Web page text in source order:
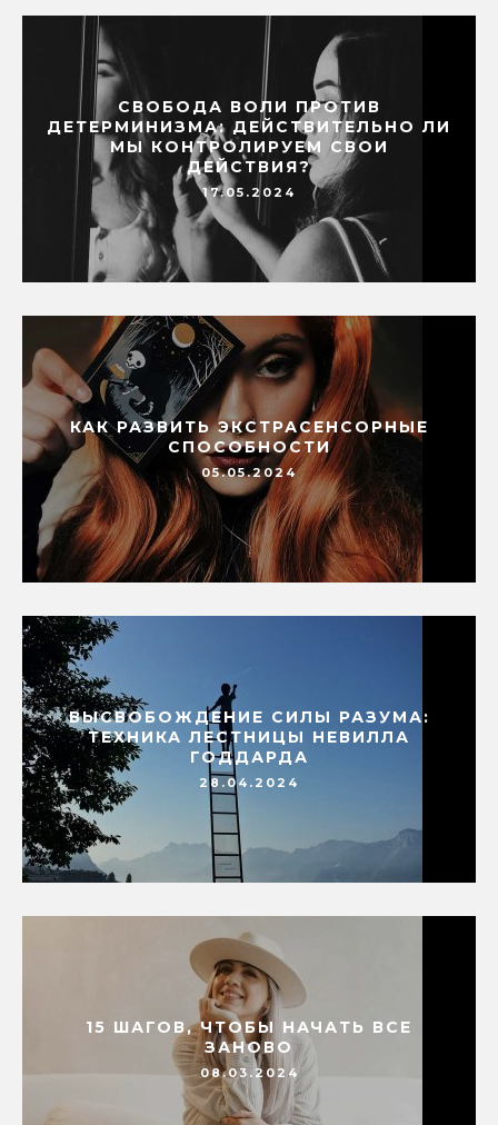
СВОБОДА ВОЛИ ПРОТИВ
ДЕТЕРМИНИЗМА: ДЕЙСТВИТЕЛЬНО ЛИ
МЫ КОНТРОЛИРУЕМ СВОИ
ДЕЙСТВИЯ?
17.05.2024
КАК РАЗВИТЬ ЭКСТРАСЕНСОРНЫЕ
СПОСОБНОСТИ
05.05.2024
ВЫСВОБОЖДЕНИЕ СИЛЫ РАЗУМА:
ТЕХНИКА ЛЕСТНИЦЫ НЕВИЛЛА
ГОДДАРДА
28.04.2024
15 ШАГОВ, ЧТОБЫ НАЧАТЬ ВСЕ
ЗАНОВО
08.03.2024